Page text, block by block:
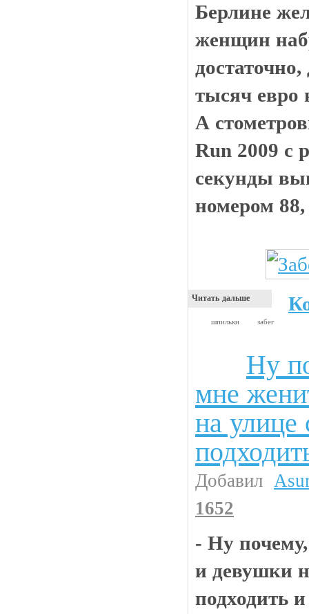
Берлине
женщин
тысяч евро
А
Run 2009 с
секунды
номером
Читать дальше
шпильки забег
Ну
мне
на улице
Добавил
1652
- Ну
и девушки
подходить